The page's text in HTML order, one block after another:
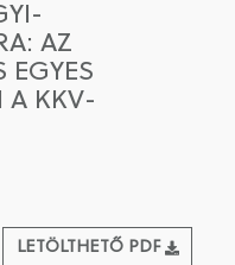
AZ
EGYES
A KKV-
LETÖLTHETŐ PDF